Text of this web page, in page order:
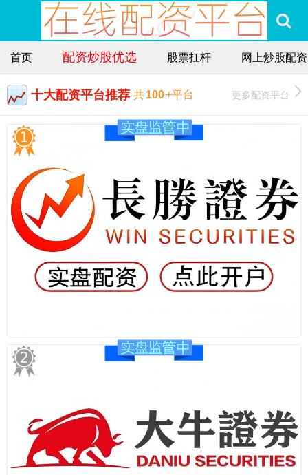
首页 配资炒股优选 股票扛杆 网上炒股配资
十大配资平台推荐 共100+平台 更多配资平台